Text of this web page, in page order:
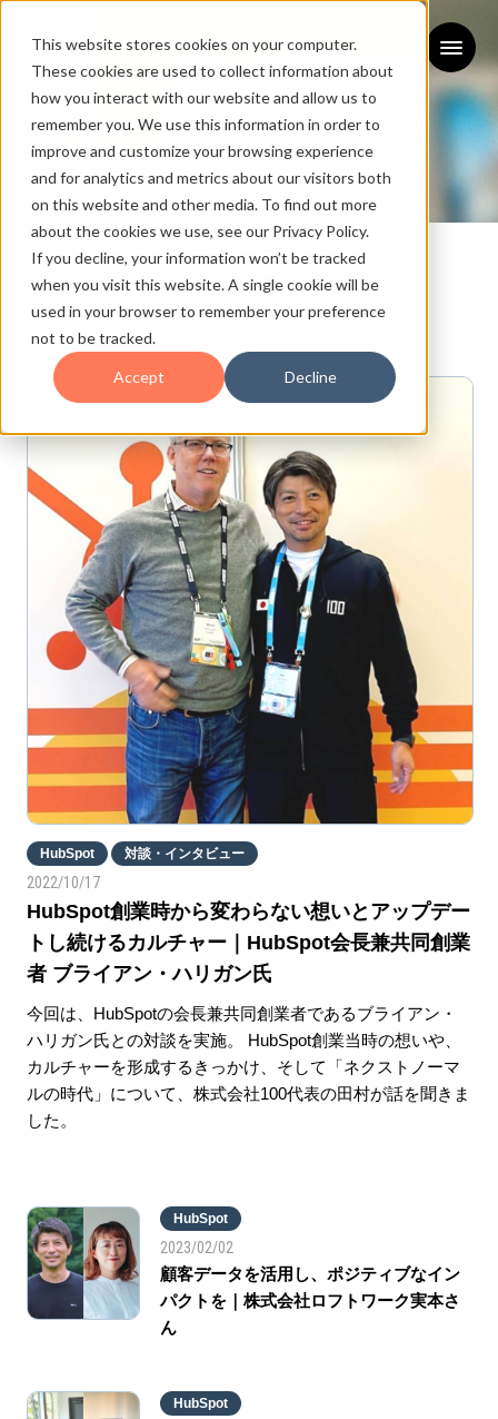
This website stores cookies on your computer.
These cookies are used to collect information about
how you interact with our website and allow us to
remember you. We use this information in order to
improve and customize your browsing experience
and for analytics and metrics about our visitors both
on this website and other media. To find out more
about the cookies we use, see our Privacy Policy.
If you decline, your information won’t be tracked
when you visit this website. A single cookie will be
used in your browser to remember your preference
not to be tracked.
Accept Decline
LIFE WITH HUBSPOT
HubSpot 対談・インタビュー
2022/10/17
HubSpot創業時から変わらない想いとアップデー
トし続けるカルチャー｜HubSpot会長兼共同創業
者 ブライアン・ハリガン氏
今回は、HubSpotの会長兼共同創業者であるブライアン・
ハリガン氏との対談を実施。 HubSpot創業当時の想いや、
カルチャーを形成するきっかけ、そして「ネクストノーマ
ルの時代」について、株式会社100代表の田村が話を聞きま
した。
HubSpot
2023/02/02
顧客データを活用し、ポジティブなイン
パクトを｜株式会社ロフトワーク実本さ
ん
HubSpot